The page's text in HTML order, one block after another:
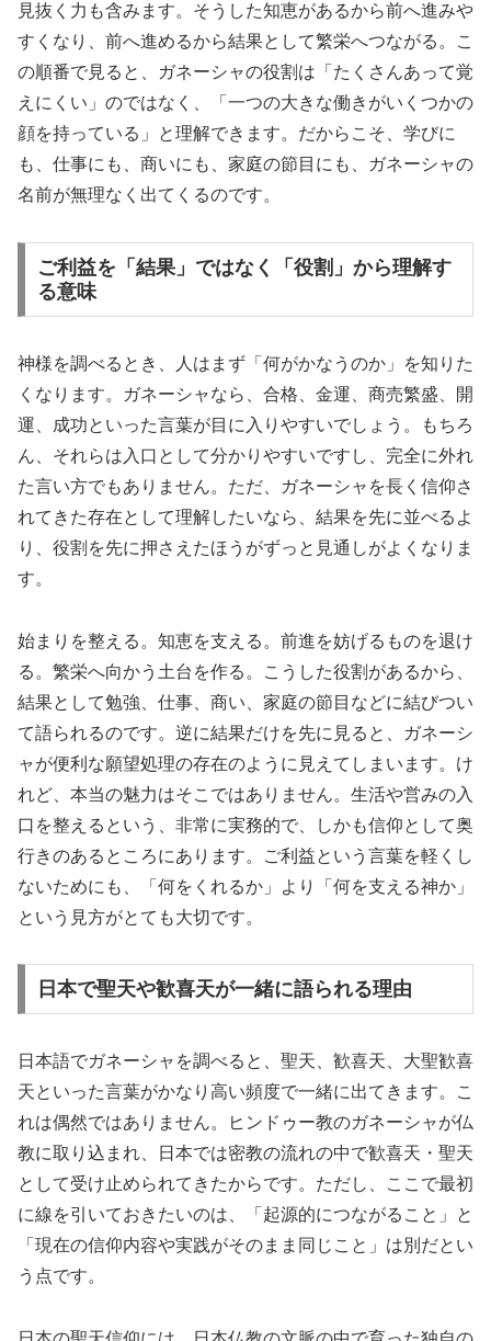
見抜く力も含みます。そうした知恵があるから前へ進みや
すくなり、前へ進めるから結果として繁栄へつながる。こ
の順番で見ると、ガネーシャの役割は「たくさんあって覚
えにくい」のではなく、「一つの大きな働きがいくつかの
顔を持っている」と理解できます。だからこそ、学びに
も、仕事にも、商いにも、家庭の節目にも、ガネーシャの
名前が無理なく出てくるのです。
ご利益を「結果」ではなく「役割」から理解す
る意味
神様を調べるとき、人はまず「何がかなうのか」を知りた
くなります。ガネーシャなら、合格、金運、商売繁盛、開
運、成功といった言葉が目に入りやすいでしょう。もちろ
ん、それらは入口として分かりやすいですし、完全に外れ
た言い方でもありません。ただ、ガネーシャを長く信仰さ
れてきた存在として理解したいなら、結果を先に並べるよ
り、役割を先に押さえたほうがずっと見通しがよくなりま
す。
始まりを整える。知恵を支える。前進を妨げるものを退け
る。繁栄へ向かう土台を作る。こうした役割があるから、
結果として勉強、仕事、商い、家庭の節目などに結びつい
て語られるのです。逆に結果だけを先に見ると、ガネーシ
ャが便利な願望処理の存在のように見えてしまいます。け
れど、本当の魅力はそこではありません。生活や営みの入
口を整えるという、非常に実務的で、しかも信仰として奥
行きのあるところにあります。ご利益という言葉を軽くし
ないためにも、「何をくれるか」より「何を支える神か」
という見方がとても大切です。
日本で聖天や歓喜天が一緒に語られる理由
日本語でガネーシャを調べると、聖天、歓喜天、大聖歓喜
天といった言葉がかなり高い頻度で一緒に出てきます。こ
れは偶然ではありません。ヒンドゥー教のガネーシャが仏
教に取り込まれ、日本では密教の流れの中で歓喜天・聖天
として受け止められてきたからです。ただし、ここで最初
に線を引いておきたいのは、「起源的につながること」と
「現在の信仰内容や実践がそのまま同じこと」は別だとい
う点です。